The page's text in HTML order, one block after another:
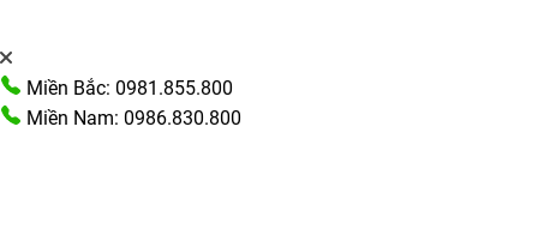
Miền Bắc: 0981.855.800
Miền Nam: 0986.830.800